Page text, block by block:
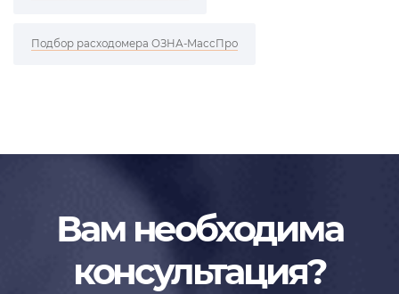
Подбор расходомера ОЗНА-МассПро
Вам необходима
консультация?